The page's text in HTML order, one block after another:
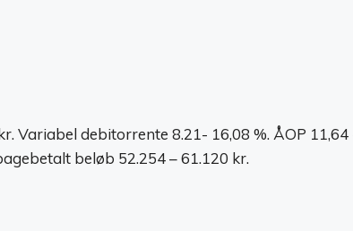
Variabel debitorrente 8.21- 16,08 %. ÅOP
beløb 52.254 – 61.120 kr.